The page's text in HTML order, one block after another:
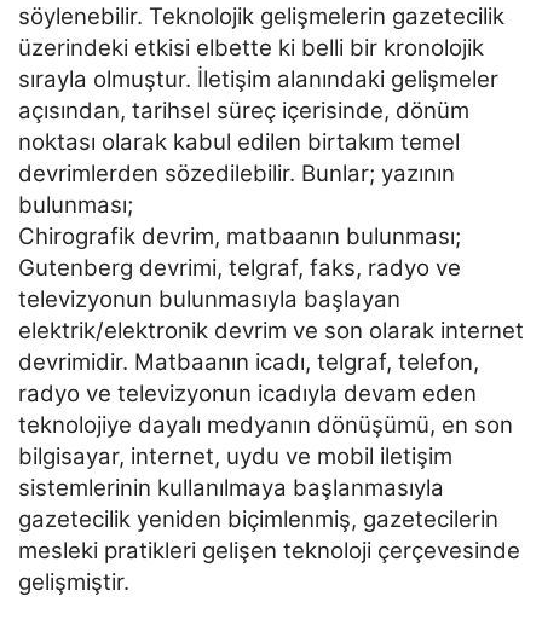
söylenebilir. Teknolojik gelişmelerin gazetecilik
üzerindeki etkisi elbette ki belli bir kronolojik
sırayla olmuştur. İletişim alanındaki gelişmeler
açısından, tarihsel süreç içerisinde, dönüm
noktası olarak kabul edilen birtakım temel
devrimlerden sözedilebilir. Bunlar; yazının
bulunması;
Chirografik devrim, matbaanın bulunması;
Gutenberg devrimi, telgraf, faks, radyo ve
televizyonun bulunmasıyla başlayan
elektrik/elektronik devrim ve son olarak internet
devrimidir. Matbaanın icadı, telgraf, telefon,
radyo ve televizyonun icadıyla devam eden
teknolojiye dayalı medyanın dönüşümü, en son
bilgisayar, internet, uydu ve mobil iletişim
sistemlerinin kullanılmaya başlanmasıyla
gazetecilik yeniden biçimlenmiş, gazetecilerin
mesleki pratikleri gelişen teknoloji çerçevesinde
gelişmiştir.